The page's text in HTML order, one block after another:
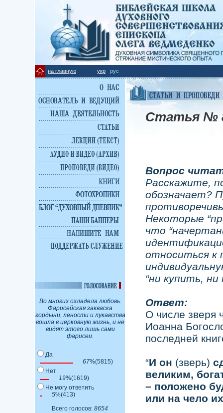
на главную укр рус
Во многих охладела любовь.
Фарисейская закваска
гордыни, лености и лукавства
вошла в церковную жизнь, и не
видят этого лишь сами
фарисеи.
Да
67%(5815)
Нет
19%(1619)
Не могу ответить
5%(413)
Всего голосов: 8654
Статья №
Вопрос
Расскажите,
обозначает?
Некоторые
что
относиться
“ни купить, ни
Ответ:
О числе зверя
Иоанна
последней
“И он (зверь)
великим,
– положено
или на чело